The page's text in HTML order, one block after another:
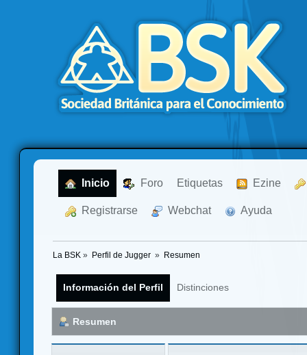
Inicio Foro Etiquetas Ezine
Registrarse Webchat Ayuda
La BSK » Perfil de Jugger » Resumen
Información del Perfil Distinciones
Resumen